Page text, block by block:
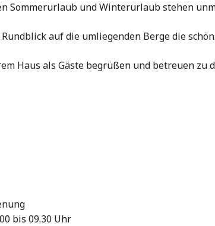
Sommerurlaub und Winterurlaub stehen
auf die umliegenden Berge die
Haus als Gäste begrüßen und betreuen
bis 09.30 Uhr